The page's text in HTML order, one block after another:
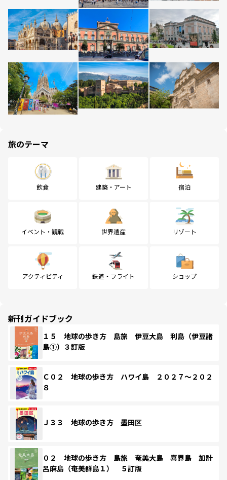
旅のテーマ
飲食 建築・アート 宿泊
イベント・観戦 世界遺産 リゾート
アクティビティ 鉄道・フライト ショップ
新刊ガイドブック
１５ 地球の歩き方 島旅 伊豆大島 利島（伊豆諸
島①）３訂版
Ｃ０２ 地球の歩き方 ハワイ島 ２０２７～２０２
８
Ｊ３３ 地球の歩き方 墨田区
０２ 地球の歩き方 島旅 奄美大島 喜界島 加計
呂麻島（奄美群島１） ５訂版